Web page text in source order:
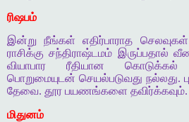
ரிஷபம்
இன்று நீங்கள் எதிர்பாராத
ராசிக்கு சந்திராஷ்டமம் இருப்பதால்
வியாபார ரீதியான
பொறுமையுடன் செயல்படுவது நல்லது.
தேவை. தூர பயணங்களை தவிர்க்கவும்.
மிதுனம்